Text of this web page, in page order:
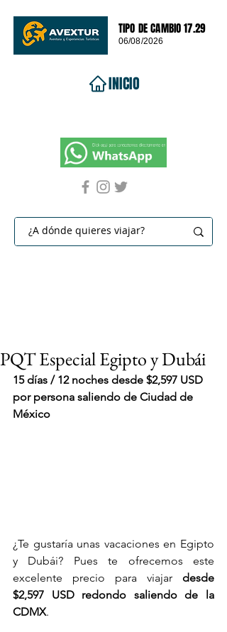
TIPO DE CAMBIO 17.29
06/08/2026
INICIO
PQT Especial Egipto y Dubái
15 días / 12 noches desde $2,597 USD
por persona saliendo de Ciudad de
México
¿Te gustaría unas vacaciones en Egipto
y Dubái? Pues te ofrecemos este
excelente precio para viajar desde
$2,597 USD redondo saliendo de la
CDMX.